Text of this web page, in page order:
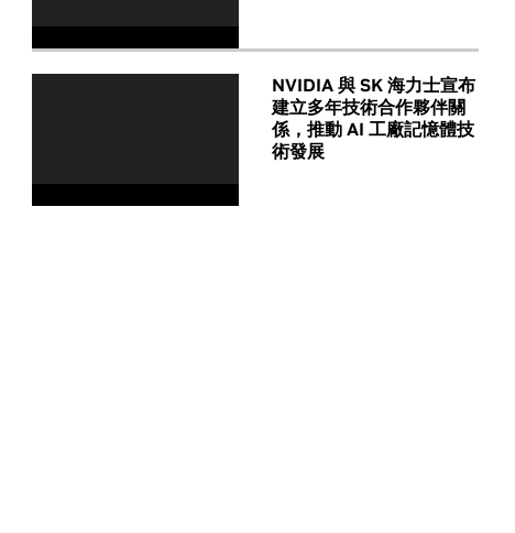
NVIDIA 與 SK 海力士宣布
建立多年技術合作夥伴關
係，推動 AI 工廠記憶體技
術發展